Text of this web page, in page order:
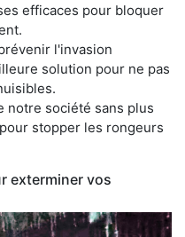
efficaces pour bloquer
l'invasion
solution pour ne pas
notre société sans plus
stopper les rongeurs
exterminer vos